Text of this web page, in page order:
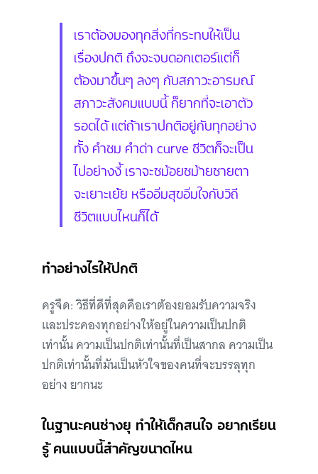
เราต้องมองทุกสิ่งที่กระทบให้เป็น
เรื่องปกติ ถึงจะจบดอกเตอร์แต่ก็
ต้องมาขึ้นๆ ลงๆ กับสภาวะอารมณ์
สภาวะสังคมแบบนี้ ก็ยากที่จะเอาตัว
รอดได้ แต่ถ้าเราปกติอยู่กับทุกอย่าง
ทั้ง คำชม คำด่า curve ชีวิตก็จะเป็น
ไปอย่างงี้ เราจะชม้อยชม้ายชายตา
จะเยาะเย้ย หรืออิ่มสุขอิ่มใจกับวิถี
ชีวิตแบบไหนก็ได้
ทำอย่างไรให้ปกติ
ครูจืด: วิธีที่ดีที่สุดคือเราต้องยอมรับความจริง
และประคองทุกอย่างให้อยู่ในความเป็นปกติ
เท่านั้น ความเป็นปกติเท่านั้นที่เป็นสากล ความเป็น
ปกติเท่านั้นที่มันเป็นหัวใจของคนที่จะบรรลุทุก
อย่าง ยากนะ
ในฐานะคนช่างยุ ทำให้เด็กสนใจ อยากเรียน
รู้ คนแบบนี้สำคัญขนาดไหน